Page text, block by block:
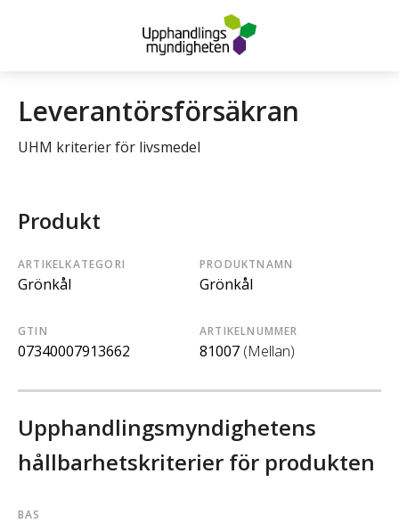
Leverantörsförsäkran
UHM kriterier för livsmedel
Produkt
ARTIKELKATEGORI
Grönkål
PRODUKTNAMN
Grönkål
GTIN
07340007913662
ARTIKELNUMMER
81007 (Mellan)
Upphandlingsmyndighetens
hållbarhetskriterier för produkten
BAS